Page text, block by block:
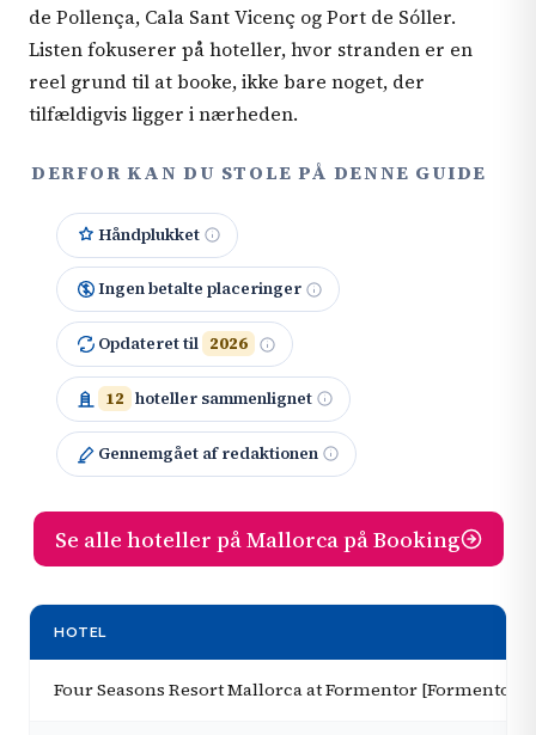
de Pollença, Cala Sant Vicenç og Port de Sóller.
Listen fokuserer på hoteller, hvor stranden er en
reel grund til at booke, ikke bare noget, der
tilfældigvis ligger i nærheden.
DERFOR KAN DU STOLE PÅ DENNE GUIDE
Håndplukket
Ingen betalte placeringer
Opdateret til 2026
12 hoteller sammenlignet
Gennemgået af redaktionen
Se alle hoteller på Mallorca på Booking
HOTEL
Four Seasons Resort Mallorca at Formentor [Formentor]